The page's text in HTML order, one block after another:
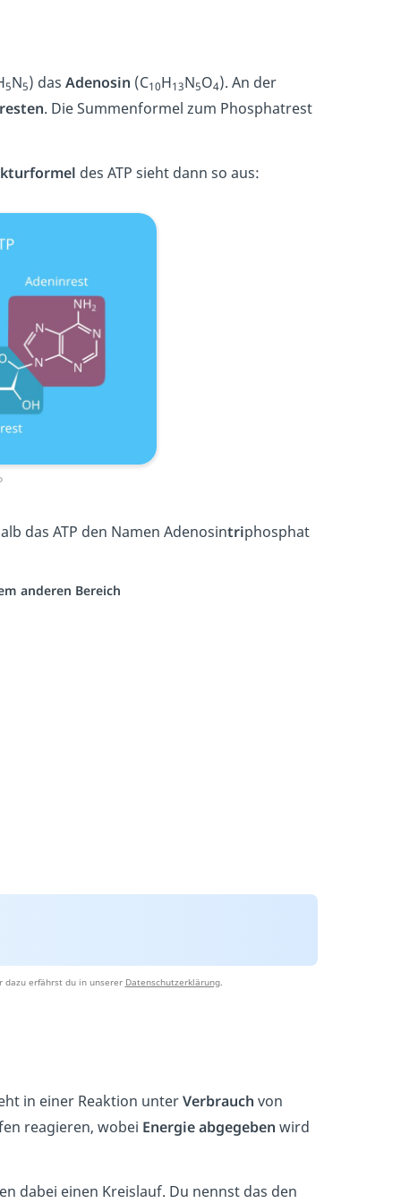
5N5) das Adenosin (C10H13N5O4). An der
. Die Summenformel zum Phosphatrest
des ATP sieht dann so aus:
das ATP den Namen Adenosintriphosphat
anderen Bereich
dazu erfährst du in unserer Datenschutzerklärung.
in einer Reaktion unterVerbrauch von
reagieren, wobei Energie abgegeben wird
dabei einen Kreislauf. Du nennst das den